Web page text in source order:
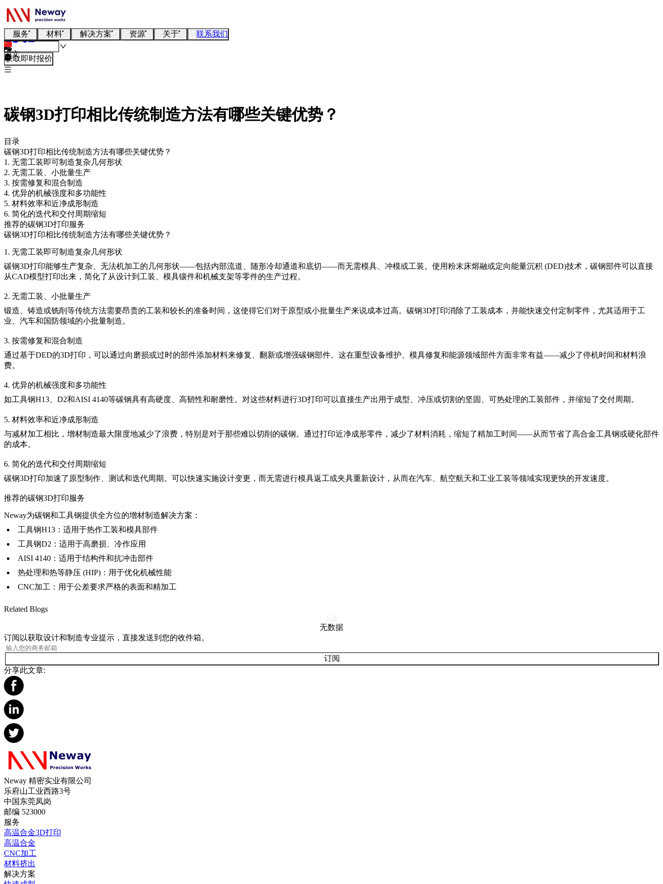
服务 材料 解决方案 资源 关于 联系我们
中文
获取即时报价
碳钢3D打印相比传统制造方法有哪些关键优势？
目录
碳钢3D打印相比传统制造方法有哪些关键优势？
1. 无需工装即可制造复杂几何形状
2. 无需工装、小批量生产
3. 按需修复和混合制造
4. 优异的机械强度和多功能性
5. 材料效率和近净成形制造
6. 简化的迭代和交付周期缩短
推荐的碳钢3D打印服务
碳钢3D打印相比传统制造方法有哪些关键优势？
1. 无需工装即可制造复杂几何形状
碳钢3D打印能够生产复杂、无法机加工的几何形状——包括内部流道、随形冷却通道和底切——而无需模具、冲模或工装。使用粉末床熔融或定向能量沉积 (DED)技术，碳钢部件可以直接
从CAD模型打印出来，简化了从设计到工装、模具镶件和机械支架等零件的生产过程。
2. 无需工装、小批量生产
锻造、铸造或铣削等传统方法需要昂贵的工装和较长的准备时间，这使得它们对于原型或小批量生产来说成本过高。 碳钢3D打印消除了工装成本，并能快速交付定制零件，尤其适用于工
业、汽车和国防领域的小批量制造。
3. 按需修复和混合制造
通过基于DED的3D打印，可以通过向磨损或过时的部件添加材料来修复、翻新或增强碳钢部件。这在重型设备维护、模具修复和能源领域部件方面非常有益——减少了停机时间和材料浪
费。
4. 优异的机械强度和多功能性
如工具钢H13、 D2和AISI 4140等碳钢具有高硬度、高韧性和耐磨性。对这些材料进行3D打印可以直接生产出用于成型、冲压或切割的坚固、可热处理的工装部件，并缩短了交付周期。
5. 材料效率和近净成形制造
与减材加工相比，增材制造最大限度地减少了浪费，特别是对于那些难以切削的碳钢。通过打印近净成形零件，减少了材料消耗，缩短了精加工时间——从而节省了高合金工具钢或硬化部件
的成本。
6. 简化的迭代和交付周期缩短
碳钢3D打印加速了原型制作、测试和迭代周期。可以快速实施设计变更，而无需进行模具返工或夹具重新设计，从而在汽车 航空航天和工业工装等领域实现更快的开发速度。
推荐的碳钢3D打印服务
Neway为碳钢和工具钢提供全方位的增材制造解决方案：
工具钢H13 ：适用于热作工装和模具部件
工具钢D2 ：适用于高磨损、冷作应用
AISI 4140 ：适用于结构件和抗冲击部件
热处理和热等静压 (HIP) ：用于优化机械性能
CNC加工 ：用于公差要求严格的表面和精加工
Related Blogs
无数据
订阅以获取设计和制造专业提示，直接发送到您的收件箱。
订阅
分享此文章:
Neway 精密实业有限公司
乐府山工业西路3号
中国东莞凤岗
邮编 523000
服务
高温合金3D打印
高温合金
CNC加工
材料挤出
解决方案